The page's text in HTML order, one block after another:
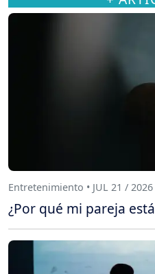
Entretenimiento • JUL 21 / 2026
¿Por qué mi pareja